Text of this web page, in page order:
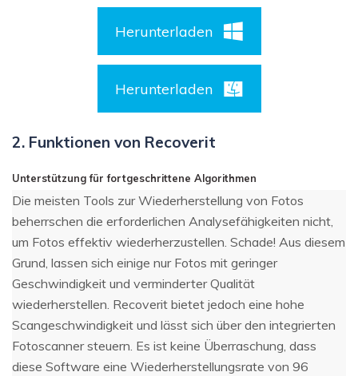
Herunterladen
Herunterladen
2. Funktionen von Recoverit
Unterstützung für fortgeschrittene Algorithmen
Die meisten Tools zur Wiederherstellung von Fotos
beherrschen die erforderlichen Analysefähigkeiten nicht,
um Fotos effektiv wiederherzustellen. Schade! Aus diesem
Grund, lassen sich einige nur Fotos mit geringer
Geschwindigkeit und verminderter Qualität
wiederherstellen. Recoverit bietet jedoch eine hohe
Scangeschwindigkeit und lässt sich über den integrierten
Fotoscanner steuern. Es ist keine Überraschung, dass
diese Software eine Wiederherstellungsrate von 96